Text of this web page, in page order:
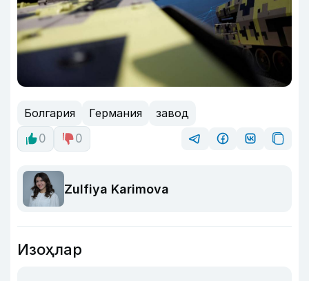
Болгария Германия
завод
0
0
Zulfiya Karimova
Изоҳлар